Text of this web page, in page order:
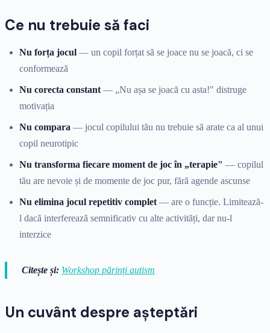
Ce nu trebuie să faci
Nu forța jocul — un copil forțat să se joace nu se joacă, ci se
conformează
Nu corecta constant — „Nu așa se joacă cu asta!" distruge
motivația
Nu compara — jocul copilului tău nu trebuie să arate ca al unui
copil neurotipic
Nu transforma fiecare moment de joc în „terapie" — copilul
tău are nevoie și de momente de joc pur, fără agende ascunse
Nu elimina jocul repetitiv complet — are o funcție. Limitează-
l dacă interferează semnificativ cu alte activități, dar nu-l
interzice
Citește și: Workshop părinți autism
Un cuvânt despre așteptări